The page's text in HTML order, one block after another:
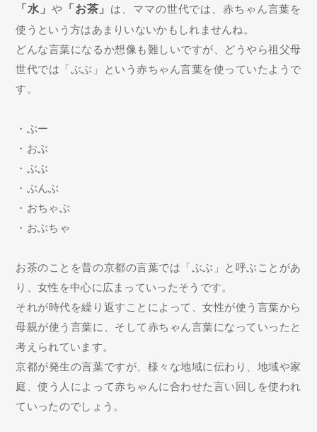
「水」や 「お茶」 は、ママの世代では、赤ちゃん言葉を
使うという方はあまりいないかもしれませんね。
どんな言葉になるか想像も難しいですが、どうやら祖父母
世代では「ぶぶ」という赤ちゃん言葉を使っていたようで
す。
・ぶー
・おぶ
・ぶぶ
・ぶんぶ
・おちゃぶ
・おぶちゃ
お茶のことを昔の京都の言葉では「ぶぶ」と呼ぶことがあ
り、女性を中心に広まっていったそうです。
それが時代を繰り返すことによって、女性が使う言葉から
母親が使う言葉に、そして赤ちゃん言葉になっていったと
考えられています。
京都が発生の言葉ですが、様々な地域に伝わり、地域や家
庭、使う人によって赤ちゃんに合わせた言い回しを使われ
ていったのでしょう。